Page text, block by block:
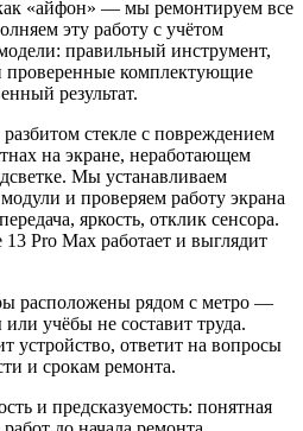
«айфон» — мы ремонтируем все
эту работу с учётом
правильный инструмент,
проверенные комплектующие
результат.
стекле с повреждением
на экране, неработающем
Мы устанавливаем
и проверяем работу экрана
яркость, отклик сенсора.
Pro Max работает и выглядит
расположены рядом с метро —
учёбы не составит труда.
устройство, ответит на вопросы
и срокам ремонта.
и предсказуемость: понятная